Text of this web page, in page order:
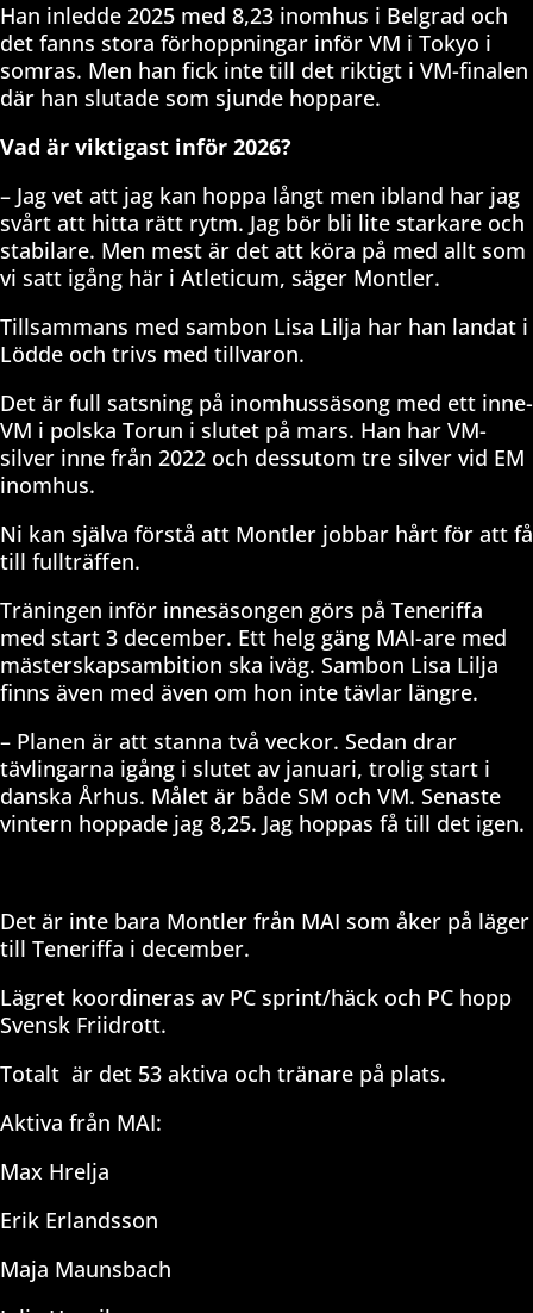
Han inledde 2025 med 8,23 inomhus i Belgrad och
det fanns stora förhoppningar inför VM i Tokyo i
somras. Men han fick inte till det riktigt i VM-finalen
där han slutade som sjunde hoppare.
Vad är viktigast inför 2026?
– Jag vet att jag kan hoppa långt men ibland har jag
svårt att hitta rätt rytm. Jag bör bli lite starkare och
stabilare. Men mest är det att köra på med allt som
vi satt igång här i Atleticum, säger Montler.
Tillsammans med sambon Lisa Lilja har han landat i
Lödde och trivs med tillvaron.
Det är full satsning på inomhussäsong med ett inne-
VM i polska Torun i slutet på mars. Han har VM-
silver inne från 2022 och dessutom tre silver vid EM
inomhus.
Ni kan själva förstå att Montler jobbar hårt för att få
till fullträffen.
Träningen inför innesäsongen görs på Teneriffa
med start 3 december. Ett helg gäng MAI-are med
mästerskapsambition ska iväg. Sambon Lisa Lilja
finns även med även om hon inte tävlar längre.
– Planen är att stanna två veckor. Sedan drar
tävlingarna igång i slutet av januari, trolig start i
danska Århus. Målet är både SM och VM. Senaste
vintern hoppade jag 8,25. Jag hoppas få till det igen.
Det är inte bara Montler från MAI som åker på läger
till Teneriffa i december.
Lägret koordineras av PC sprint/häck och PC hopp
Svensk Friidrott.
Totalt är det 53 aktiva och tränare på plats.
Aktiva från MAI:
Max Hrelja
Erik Erlandsson
Maja Maunsbach